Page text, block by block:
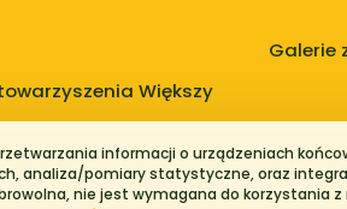
Większy
Galerie
informacji o urządzeniach
analiza/pomiary statystyczne, oraz
nie jest wymagana do korzystania